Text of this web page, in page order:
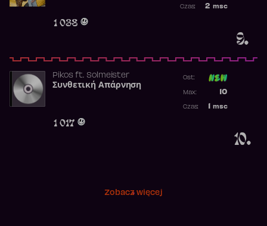
9.
1 038
2 msc
Czas:
10.
Pikosft. Solmeister
Συνθετική Απάρνηση
1 017
Ost:
10
Max:
msc
Czas:
Zobacz więcej